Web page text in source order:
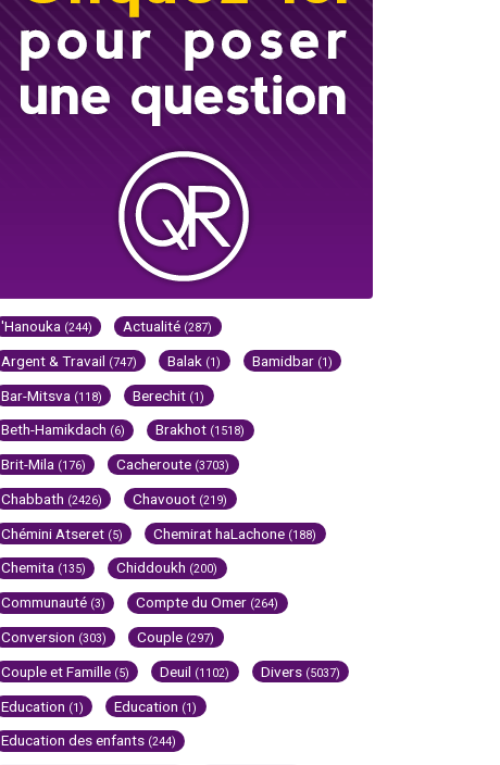
'Hanouka (244) Actualité (287)
Argent & Travail (747) Balak (1) Bamidbar (1)
Bar-Mitsva (118) Berechit (1)
Beth-Hamikdach (6) Brakhot (1518)
Brit-Mila (176) Cacheroute (3703)
Chabbath (2426) Chavouot (219)
Chémini Atseret (5) Chemirat haLachone (188)
Chemita (135) Chiddoukh (200)
Communauté (3) Compte du Omer (264)
Conversion (303) Couple (297)
Couple et Famille (5) Deuil (1102) Divers (5037)
Education (1) Education (1)
Education des enfants (244)